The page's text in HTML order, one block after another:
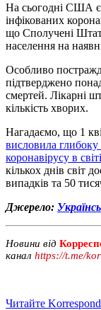
На сьогодні США є
інфікованих
що Сполучені
населення на
Особливо
підтверджено
смертей. Лікарні
кількість хворих.
Нагадаємо, що 1
висловила
коронавірусу в світі
кількох днів світ
випадків та 50
Джерело:
Новини від
канал https://t.me/
Читайте